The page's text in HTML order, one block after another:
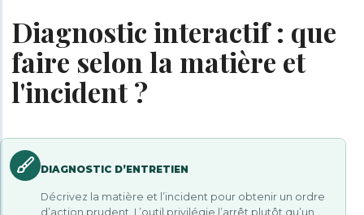
Diagnostic interactif : que
faire selon la matière et
l'incident ?
DIAGNOSTIC D’ENTRETIEN
Décrivez la matière et l’incident pour obtenir un ordre
d’action prudent. L’outil privilégie l’arrêt plutôt qu’un